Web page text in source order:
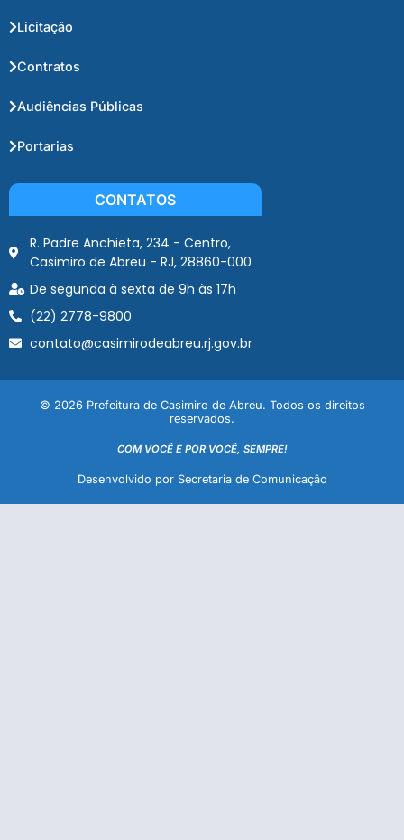
Licitação
Contratos
Audiências Públicas
Portarias
CONTATOS
R. Padre Anchieta, 234 - Centro,
Casimiro de Abreu - RJ, 28860-000
De segunda à sexta de 9h às 17h
(22) 2778-9800
contato@casimirodeabreu.rj.gov.br
© 2026 Prefeitura de Casimiro de Abreu. Todos os direitos
reservados.
COM VOCÊ E POR VOCÊ, SEMPRE!
Desenvolvido por Secretaria de Comunicação